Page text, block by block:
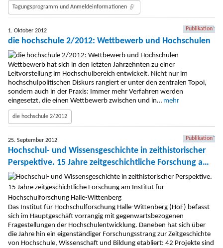
Tagungsprogramm und Anmeldeinformationen
1. Oktober 2012 Publikation
die hochschule 2/2012: Wettbewerb und Hochschulen
Wettbewerb hat sich in den letzten Jahrzehnten zu einer
Leitvorstellung im Hochschulbereich entwickelt. Nicht nur im
hochschulpolitischen Diskurs rangiert er unter den zentralen Topoi,
sondern auch in der Praxis: Immer mehr Verfahren werden
eingesetzt, die einen Wettbewerb zwischen und in… mehr
die hochschule 2/2012
25. September 2012 Publikation
Hochschul- und Wissensgeschichte in zeithistorischer
Perspektive. 15 Jahre zeitgeschichtliche Forschung am
Institut für Hochschulforschung Halle-Wittenberg
Das Institut für Hochschulforschung Halle-Wittenberg (HoF) befasst
sich im Hauptgeschäft vorrangig mit gegenwartsbezogenen
Fragestellungen der Hochschulentwicklung. Daneben hat sich über
die Jahre hin ein eigenständiger Forschungsstrang zur Zeitgeschichte
von Hochschule, Wissenschaft und Bildung etabliert: 42 Projekte sind